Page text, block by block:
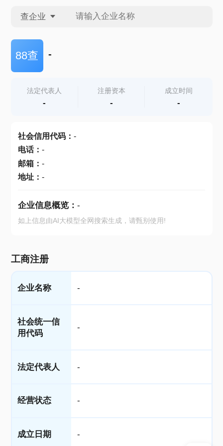
查企业
查企业
查产地
88查 -
法定代表人
-
注册资本
-
成立时间
-
社会信用代码： -
电话： -
邮箱： -
地址： -
企业信息概览： -
如上信息由AI大模型全网搜索生成，请甄别使用!
工商注册
企业名称 -
社会统一信
用代码
-
法定代表人 -
经营状态 -
成立日期 -